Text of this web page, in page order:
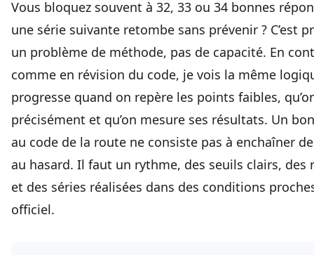
Vous bloquez souvent à 32, 33 ou 34 bonnes
une série suivante retombe sans prévenir ? C’est
un problème de méthode, pas de capacité. En
comme en révision du code, je vois la même
progresse quand on repère les points faibles,
précisément et qu’on mesure ses résultats. Un
au code de la route ne consiste pas à enchaîner
au hasard. Il faut un rythme, des seuils clairs, des
et des séries réalisées dans des conditions
officiel.